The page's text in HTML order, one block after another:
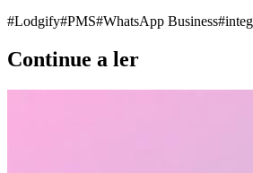
#Lodgify#PMS#WhatsApp Business#
Continue a ler